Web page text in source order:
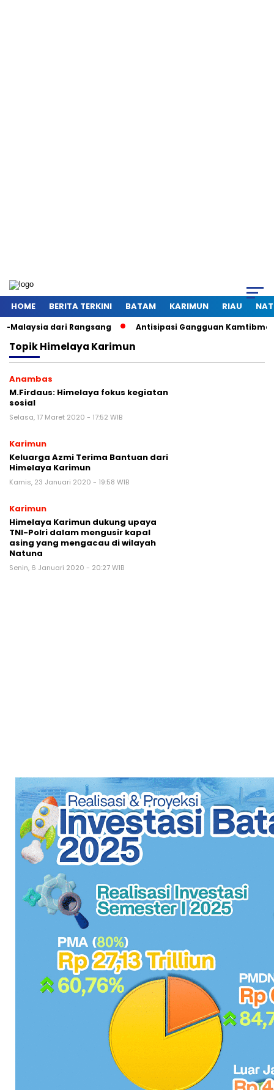
HOME BERITA TERKINI BATAM KARIMUN RIAU
dari Rangsang Antisipasi Gangguan Kamtibmas Saat
TopikHimelaya Karimun
Anambas
M.Firdaus: Himelaya fokus kegiatan
sosial
Selasa, 17 Maret 2020 - 17:52 WIB
Karimun
Keluarga Azmi Terima Bantuan dari
Himelaya Karimun
Kamis, 23 Januari 2020 - 19:58 WIB
Karimun
Himelaya Karimun dukung upaya
TNI-Polri dalam mengusir kapal
asing yang mengacau di wilayah
Natuna
Senin, 6 Januari 2020 - 20:27 WIB